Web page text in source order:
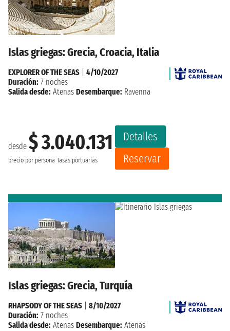
Islas griegas: Grecia, Croacia, Italia
desde $ 3.040.131
precio por persona Tasas portuarias
Detalles
Reservar
EXPLORER OF THE SEAS
4/10/2027
Duración: 7 noches
Salida desde: Atenas Desembarque: Ravenna
Islas griegas: Grecia, Turquía
RHAPSODY OF THE SEAS
8/10/2027
Duración: 7 noches
Salida desde: Atenas Desembarque: Atenas